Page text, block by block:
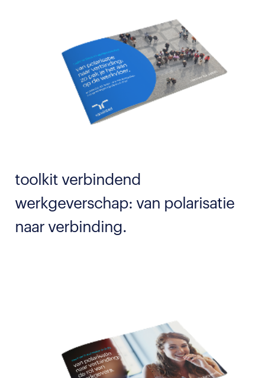
toolkit verbindend
werkgeverschap: van polarisatie
naar verbinding.